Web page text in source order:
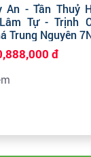
An - Tần Thuỷ
Tự - Trịnh
Trung Nguyên
đ